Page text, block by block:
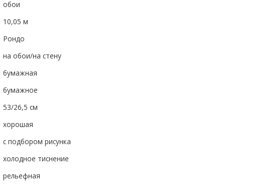
обои
10,05 м
Рондо
на обои/на стену
бумажная
бумажное
53/26,5 см
хорошая
с подбором рисунка
холодное тиснение
рельефная